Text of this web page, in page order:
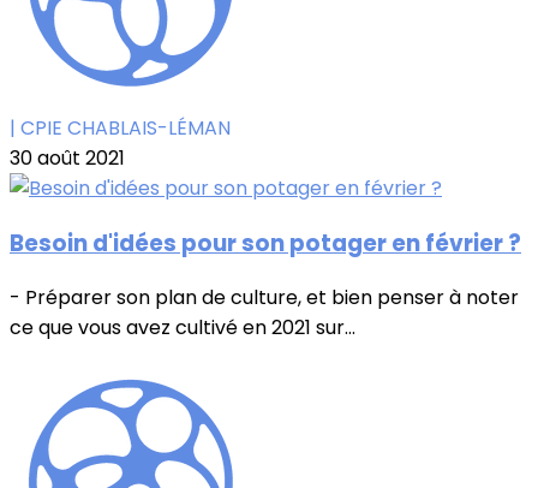
| CPIE CHABLAIS-LÉMAN
30 août 2021
Besoin d'idées pour son potager en février ?
- Préparer son plan de culture, et bien penser à noter
ce que vous avez cultivé en 2021 sur...